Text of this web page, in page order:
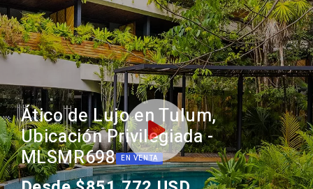
Ático de Lujo en Tulum,
Ubicación Privilegiada -
MLSMR698 EN VENTA